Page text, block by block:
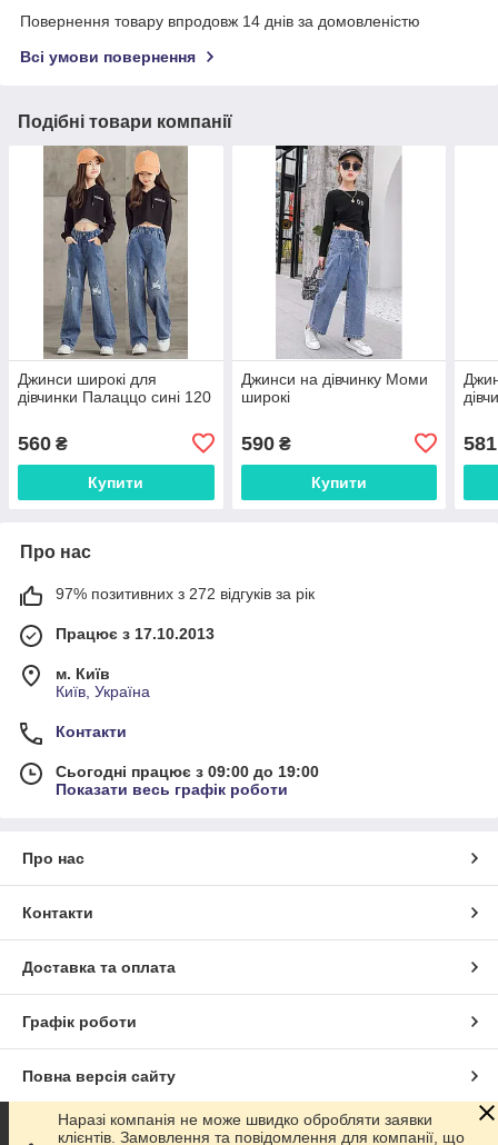
Повернення товару впродовж 14 днів за домовленістю
Всі умови повернення
Подібні товари компанії
Джинси широкі для
дівчинки Палаццо сині 120
560 ₴
Купити
Джинси на дівчинку Моми
широкі
590₴
Купити
581
Про нас
97% позитивних з 272 відгуків за рік
Працює з 17.10.2013
м. Київ
Київ, Україна
Контакти
Сьогодні працює з 09:00 до 19:00
Показати весь графік роботи
Про нас
Контакти
Доставка та оплата
Графік роботи
Повна версія сайту
Сайт створено на маркетплейсіProm.ua
Наразі компанія не може швидко обробляти заявки
клієнтів. Замовлення та повідомлення для компанії, що